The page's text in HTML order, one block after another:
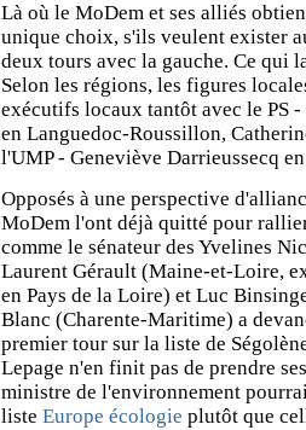
Là où le MoDem et ses alliés
unique choix, s'ils veulent exister
deux tours avec la gauche. Ce qui
Selon les régions, les figures
exécutifs locaux tantôt avec le PS
en Languedoc-Roussillon,
l'UMP - Geneviève Darrieussecq
Opposés à une perspective
MoDem l'ont déjà quitté pour
comme le sénateur des Yvelines
Laurent Gérault (Maine-et-Loire,
en Pays de la Loire) et Luc
Blanc (Charente-Maritime) a
premier tour sur la liste de
Lepage n'en finit pas de prendre
ministre de l'environnement
liste Europe écologie plutôt que